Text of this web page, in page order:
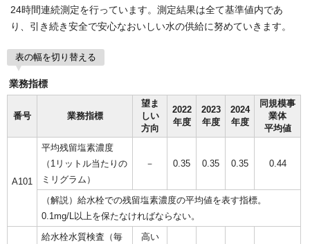
24時間連続測定を行っています。測定結果は全て基準値内であ
り、引き続き安全で安心なおいしい水の供給に努めていきます。
表の幅を切り替える
業務指標
番号 業務指標
望ま
しい
方向
2022
年度
2023
年度
2024
年度
同規模事
業体
平均値
A101
平均残留塩素濃度
（1リットル当たりの
ミリグラム）
－ 0.35 0.35 0.35 0.44
（解説）給水栓での残留塩素濃度の平均値を表す指標。
0.1mg/L以上を保たなければならない。
給水栓水質検査（毎
高い